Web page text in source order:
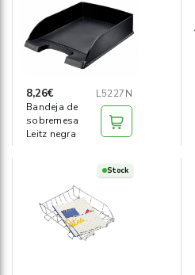
8,26€
L5227N
Bandeja de
sobremesa
Leitz negra
Stock